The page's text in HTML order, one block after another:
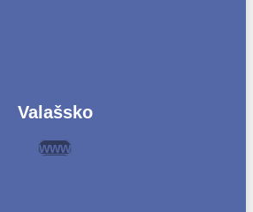
Valašsko
www